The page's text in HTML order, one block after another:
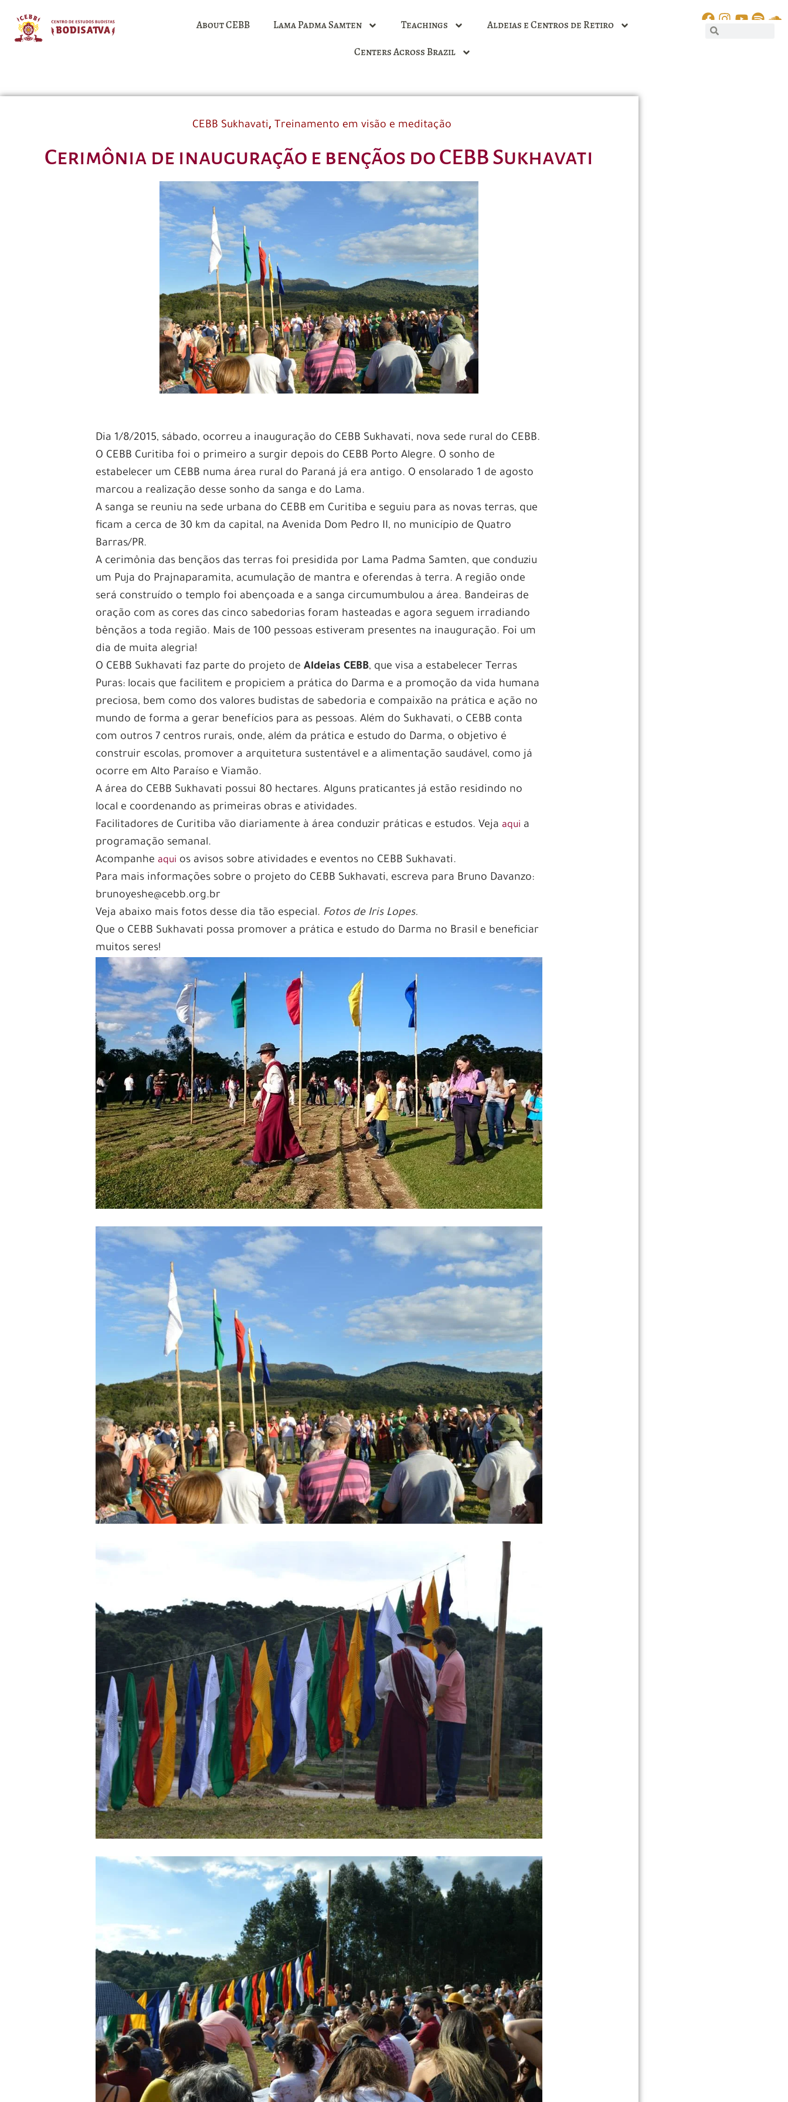
About CEBB Lama Padma Samten Teachings
Aldeias e Centros de Retiro
Centers Across Brazil
CEBB Sukhavati,Treinamento em visão e meditação
Cerimônia de inauguração e bençãos do CEBB Sukhavati
Dia 1/8/2015, sábado, ocorreu a inauguração do CEBB Sukhavati, nova sede rural do CEBB.
O CEBB Curitiba foi o primeiro a surgir depois do CEBB Porto Alegre. O sonho de
estabelecer um CEBB numa área rural do Paraná já era antigo. O ensolarado 1 de agosto
marcou a realização desse sonho da sanga e do Lama.
A sanga se reuniu na sede urbana do CEBB em Curitiba e seguiu para as novas terras, que
ficam a cerca de 30 km da capital, na Avenida Dom Pedro II, no município de Quatro
Barras/PR.
A cerimônia das bençãos das terras foi presidida por Lama Padma Samten, que conduziu
um Puja do Prajnaparamita, acumulação de mantra e oferendas à terra. A região onde
será construído o templo foi abençoada e a sanga circumumbulou a área. Bandeiras de
oração com as cores das cinco sabedorias foram hasteadas e agora seguem irradiando
bênçãos a toda região. Mais de 100 pessoas estiveram presentes na inauguração. Foi um
dia de muita alegria!
O CEBB Sukhavati faz parte do projeto deAldeias CEBB, que visa a estabelecer Terras
Puras: locais que facilitem e propiciem a prática do Darma e a promoção da vida humana
preciosa, bem como dos valores budistas de sabedoria e compaixão na prática e ação no
mundo de forma a gerar benefícios para as pessoas. Além do Sukhavati, o CEBB conta
com outros 7 centros rurais, onde, além da prática e estudo do Darma, o objetivo é
construir escolas, promover a arquitetura sustentável e a alimentação saudável, como já
ocorre em Alto Paraíso e Viamão.
A área do CEBB Sukhavati possui 80 hectares. Alguns praticantes já estão residindo no
local e coordenando as primeiras obras e atividades.
Facilitadores de Curitiba vão diariamente à área conduzir práticas e estudos. Vejaaqui a
programação semanal.
Acompanheaqui os avisos sobre atividades e eventos no CEBB Sukhavati.
Para mais informações sobre o projeto do CEBB Sukhavati, escreva para Bruno Davanzo:
brunoyeshe@cebb.org.br
Veja abaixo mais fotos desse dia tão especial. Fotos de Iris Lopes.
Que o CEBB Sukhavati possa promover a prática e estudo do Darma no Brasil e beneficiar
muitos seres!